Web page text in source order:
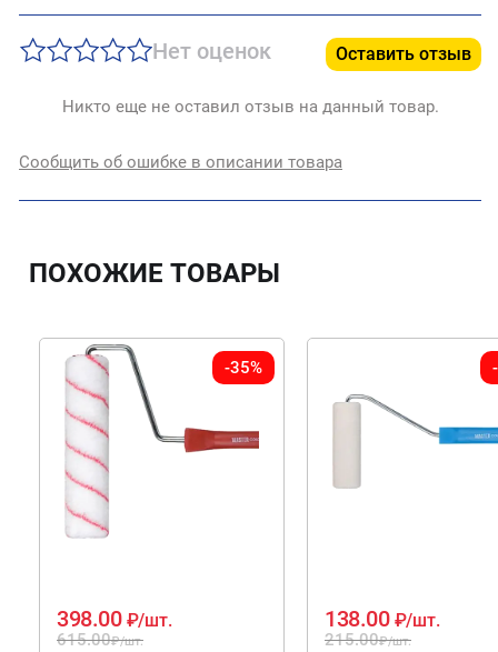
Нет оценок Оставить отзыв
Никто еще не оставил отзыв на данный товар.
Сообщить об ошибке в описании товара
ПОХОЖИЕ ТОВАРЫ
-35%
615.00₽/шт.
398.00 ₽/шт.
215.00₽/шт.
138.00 ₽/шт.